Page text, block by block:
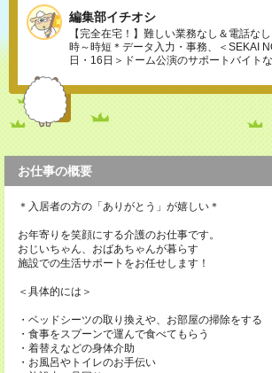
編集部イチオシ
【完全在宅！】難しい業務なし＆電話な
時～時短＊データ入力・事務、＜SEKAI
日・16日＞ドーム公演のサポートバイト
お仕事の概要
＊入居者の方の「ありがとう」が嬉しい＊
お年寄りを笑顔にする介護のお仕事です。
おじいちゃん、おばあちゃんが暮らす
施設での生活サポートをお任せします！
＜具体的には＞
・ベッドシーツの取り換えや、お部屋の掃除をする
・食事をスプーンで運んで食べてもらう
・着替えなどの身体介助
・お風呂やトイレのお手伝い